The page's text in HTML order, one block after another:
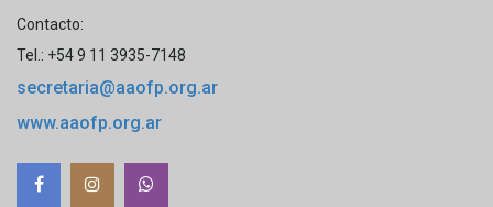
Contacto:
Tel.: +54 9 11 3935-7148
secretaria@aaofp.org.ar
www.aaofp.org.ar